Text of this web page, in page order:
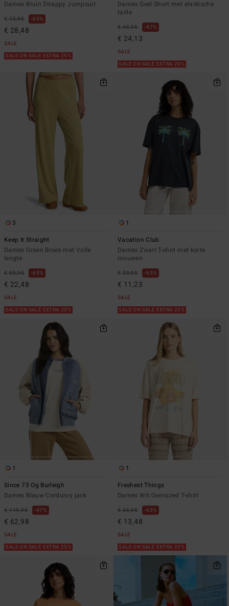
Dames Bruin Strappy Jumpsuit
€ 75,95 63%
€ 28,48
SALE
SALE ON SALE EXTRA 25%
Dames Geel Short met elastische
taille
€ 45,95 47%
€ 24,13
SALE
SALE ON SALE EXTRA 25%
3
Keep It Straight
Dames Groen Broek met Volle
lengte
€ 59,95 63%
€ 22,48
SALE
SALE ON SALE EXTRA 25%
1
Vacation Club
Dames Zwart T-shirt met korte
mouwen
€ 29,95 63%
€ 11,23
SALE
SALE ON SALE EXTRA 25%
1
Since 73 Og Burleigh
Dames Blauw Corduroy jack
€ 119,95 47%
€ 62,98
SALE
SALE ON SALE EXTRA 25%
1
Freshest Things
Dames Wit Oversized T-shirt
€ 35,95 63%
€ 13,48
SALE
SALE ON SALE EXTRA 25%